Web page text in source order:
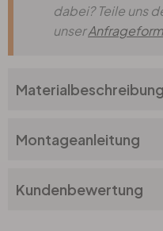
dabei? Teile uns
unser
Materialbeschreibung
Montageanleitung
Kundenbewertung